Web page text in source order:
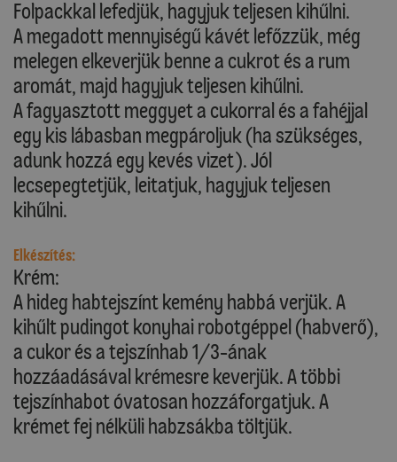
Folpackkal lefedjük, hagyjuk teljesen kihűlni.
A megadott mennyiségű kávét lefőzzük, még
melegen elkeverjük benne a cukrot és a rum
aromát, majd hagyjuk teljesen kihűlni.
A fagyasztott meggyet a cukorral és a fahéjjal
egy kis lábasban megpároljuk (ha szükséges,
adunk hozzá egy kevés vizet). Jól
lecsepegtetjük, leitatjuk, hagyjuk teljesen
kihűlni.
Elkészítés:
Krém:
A hideg habtejszínt kemény habbá verjük. A
kihűlt pudingot konyhai robotgéppel (habverő),
a cukor és a tejszínhab 1/3-ának
hozzáadásával krémesre keverjük. A többi
tejszínhabot óvatosan hozzáforgatjuk. A
krémet fej nélküli habzsákba töltjük.